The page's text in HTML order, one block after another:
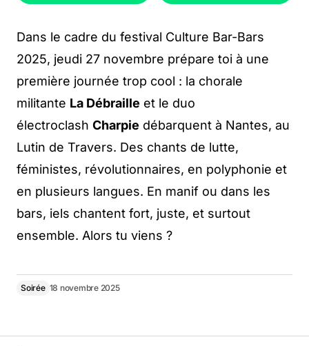
Dans le cadre du festival Culture Bar-Bars
2025, jeudi 27 novembre prépare toi à une
première journée trop cool : la chorale
militante La Débraille et le duo
électroclash Charpie débarquent à Nantes, au
Lutin de Travers. Des chants de lutte,
féministes, révolutionnaires, en polyphonie et
en plusieurs langues. En manif ou dans les
bars, iels chantent fort, juste, et surtout
ensemble. Alors tu viens ?
Soirée 18 novembre 2025